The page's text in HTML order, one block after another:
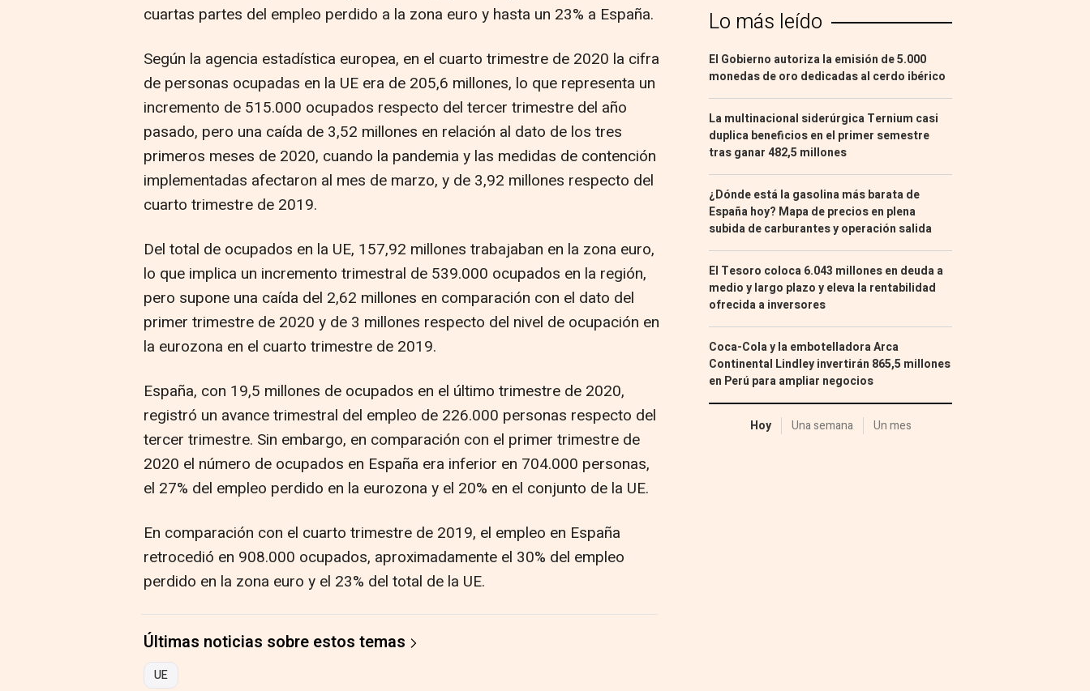
cuartas partes del empleo perdido a la zona euro y hasta un 23% a España.
Según la agencia estadística europea, en el cuarto trimestre de 2020 la cifra
de personas ocupadas en la UE era de 205,6 millones, lo que representa un
incremento de 515.000 ocupados respecto del tercer trimestre del año
pasado, pero una caída de 3,52 millones en relación al dato de los tres
primeros meses de 2020, cuando la pandemia y las medidas de contención
implementadas afectaron al mes de marzo, y de 3,92 millones respecto del
cuarto trimestre de 2019.
Del total de ocupados en la UE, 157,92 millones trabajaban en la zona euro,
lo que implica un incremento trimestral de 539.000 ocupados en la región,
pero supone una caída del 2,62 millones en comparación con el dato del
primer trimestre de 2020 y de 3 millones respecto del nivel de ocupación en
la eurozona en el cuarto trimestre de 2019.
España, con 19,5 millones de ocupados en el último trimestre de 2020,
registró un avance trimestral del empleo de 226.000 personas respecto del
tercer trimestre. Sin embargo, en comparación con el primer trimestre de
2020 el número de ocupados en España era inferior en 704.000 personas,
el 27% del empleo perdido en la eurozona y el 20% en el conjunto de la UE.
En comparación con el cuarto trimestre de 2019, el empleo en España
retrocedió en 908.000 ocupados, aproximadamente el 30% del empleo
perdido en la zona euro y el 23% del total de la UE.
Últimas noticias sobre estos temas
UE
Lo más leído
El Gobierno autoriza la emisión de 5.000
monedas de oro dedicadas al cerdo ibérico
La multinacional siderúrgica Ternium casi
duplica beneficios en el primer semestre
tras ganar 482,5 millones
¿Dónde está la gasolina más barata de
España hoy? Mapa de precios en plena
subida de carburantes y operación salida
El Tesoro coloca 6.043 millones en deuda a
medio y largo plazo y eleva la rentabilidad
ofrecida a inversores
Coca-Cola y la embotelladora Arca
Continental Lindley invertirán 865,5 millones
en Perú para ampliar negocios
Hoy Una semana Un mes